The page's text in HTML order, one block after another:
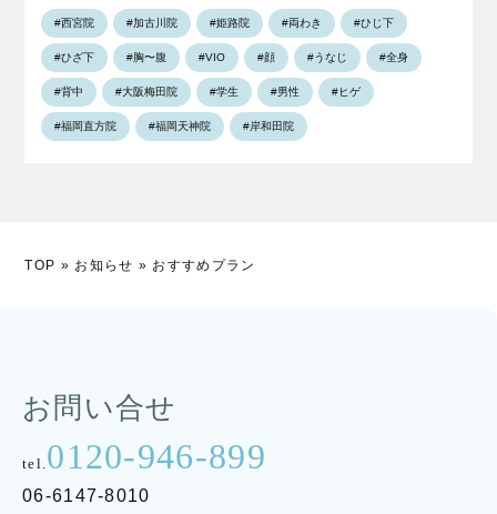
#西宮院 #加古川院 #姫路院 #両わき #ひじ下
#ひざ下 #胸〜腹 #VIO #顔 #うなじ #全身
#背中 #大阪梅田院 #学生 #男性 #ヒゲ
#福岡直方院 #福岡天神院 #岸和田院
TOP » お知らせ » おすすめプラン
お問い合せ
tel. 0120-946-899
06-6147-8010